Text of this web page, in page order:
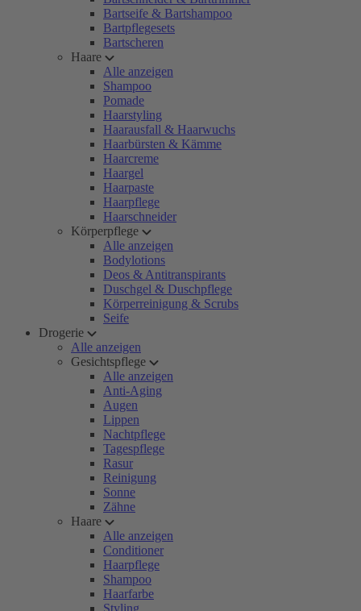
Bartseife & Bartshampoo
Bartpflegesets
Bartscheren
Haare
Alle anzeigen
Shampoo
Pomade
Haarstyling
Haarausfall & Haarwuchs
Haarbürsten & Kämme
Haarcreme
Haargel
Haarpaste
Haarpflege
Haarschneider
Körperpflege
Alle anzeigen
Bodylotions
Deos & Antitranspirants
Duschgel & Duschpflege
Körperreinigung & Scrubs
Seife
Drogerie
Alle anzeigen
Gesichtspflege
Alle anzeigen
Anti-Aging
Augen
Lippen
Nachtpflege
Tagespflege
Rasur
Reinigung
Sonne
Zähne
Haare
Alle anzeigen
Conditioner
Haarpflege
Shampoo
Haarfarbe
Styling